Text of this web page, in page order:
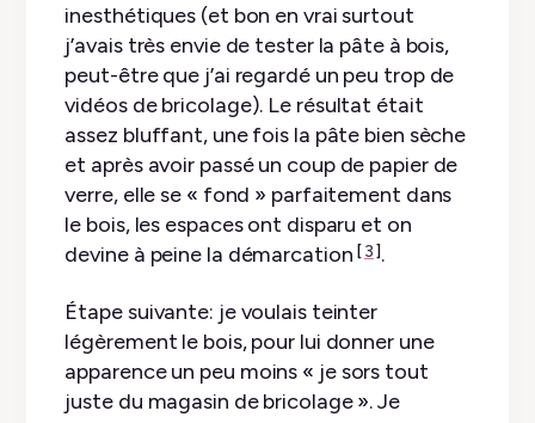
inesthétiques (et bon en vrai surtout
j’avais très envie de tester la pâte à bois,
peut-être que j’ai regardé un peu trop de
vidéos de bricolage). Le résultat était
assez bluffant, une fois la pâte bien sèche
et après avoir passé un coup de papier de
verre, elle se « fond » parfaitement dans
le bois, les espaces ont disparu et on
devine à peine la démarcation 3 .
Étape suivante: je voulais teinter
légèrement le bois, pour lui donner une
apparence un peu moins « je sors tout
juste du magasin de bricolage ». Je